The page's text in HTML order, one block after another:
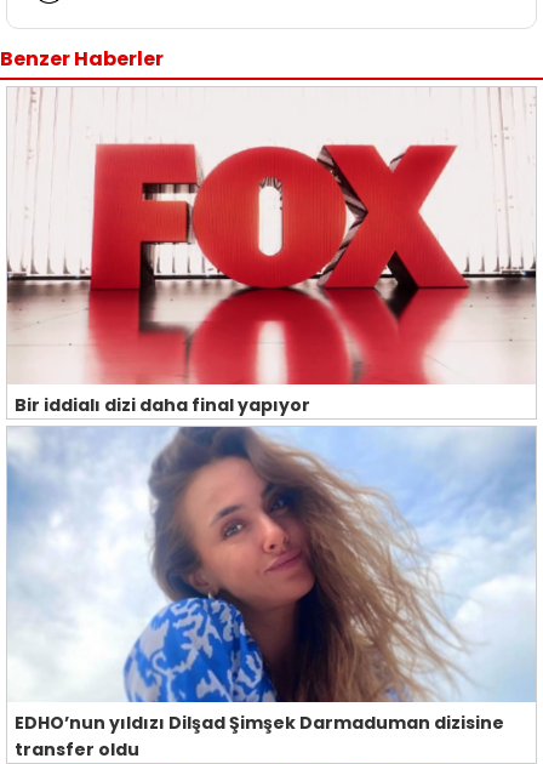
Benzer Haberler
Bir iddialı dizi daha final yapıyor
EDHO’nun yıldızı Dilşad Şimşek Darmaduman dizisine
transfer oldu